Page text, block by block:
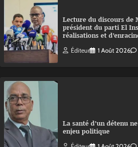
Lecture du discours de
président du parti El
réalisations et
Éditeur 1 Août 2026
La santé d’un détenu
enjeu politique